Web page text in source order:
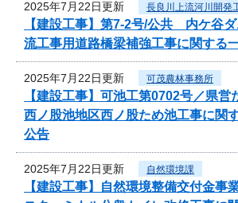
2025年7月22日更新 長良川上流河川開発
【建設工事】第7-2号/公共 内ケ谷
流工事用道路橋梁補強工事に関する
2025年7月22日更新 可茂農林事務所
【建設工事】可池工第0702号／県営
西ノ股池地区西ノ股ため池工事に関
公告
2025年7月22日更新 自然環境課
【建設工事】自然環境整備交付金事